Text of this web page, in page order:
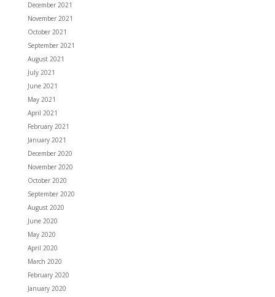
December 2021
November 2021
October 2021
September 2021
August 2021
July 2021
June 2021
May 2021
April 2021
February 2021
January 2021
December 2020
November 2020
October 2020
September 2020
August 2020
June 2020
May 2020
April 2020
March 2020
February 2020
January 2020